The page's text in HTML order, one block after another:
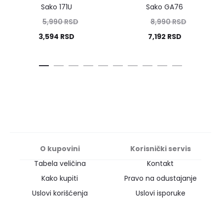
Sako 171U
5,990RSD
3,594 RSD
Sako GA76
8,990RSD
7,192 RSD
O kupovini
Korisnički servis
Tabela veličina
Kontakt
Kako kupiti
Pravo na odustajanje
Uslovi korišćenja
Uslovi isporuke